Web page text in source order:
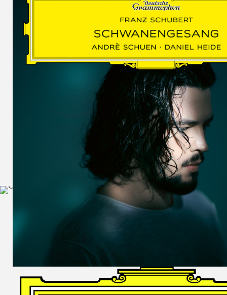
WOLF
MARTIN
SCHUMANN,
LIEDERKREIS
OP. 24
SECHS
MONOLOGE
AUS
JEDERMANN
GESÄNGE
Andrè Schuen,